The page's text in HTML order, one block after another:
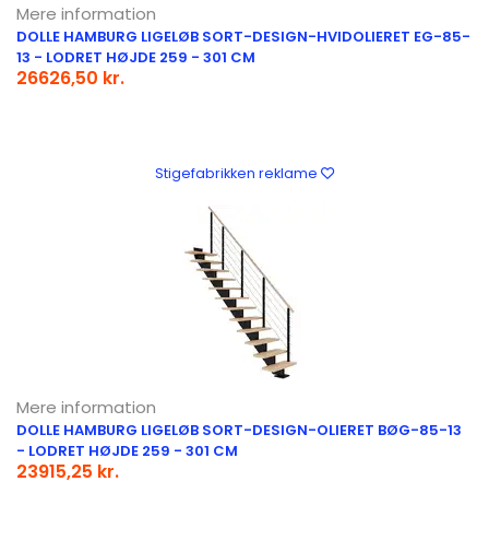
Mere information
DOLLE HAMBURG LIGELØB SORT-DESIGN-HVIDOLIERET EG-85-
13 - LODRET HØJDE 259 - 301 CM
26626,50 kr.
Stigefabrikken reklame
Mere information
DOLLE HAMBURG LIGELØB SORT-DESIGN-OLIERET BØG-85-13
- LODRET HØJDE 259 - 301 CM
23915,25 kr.